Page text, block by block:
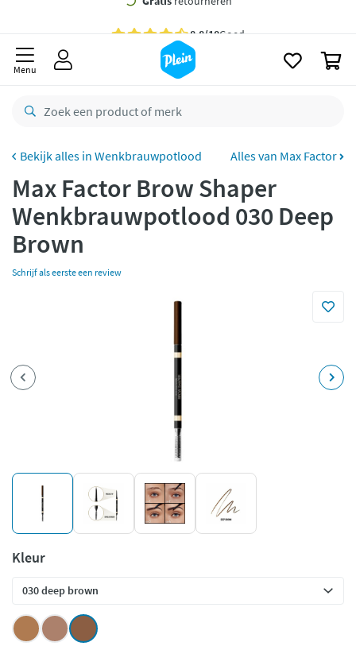
Bestelling uiterlijkmaandag
retourneren
CO2 neutraal bezorgd
Betaal met Klarna
Menu
Wenkbrauwpotlood Alles van Max Factor
Max Factor Brow Shaper
Wenkbrauwpotlood 030 Deep
Brown
Schrijf als eerste een review
Kleur